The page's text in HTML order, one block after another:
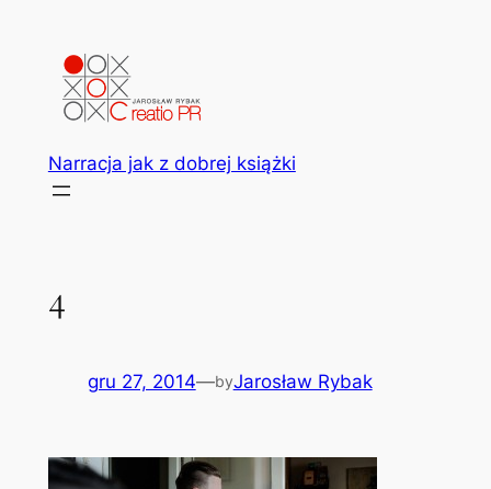
Narracja jak z dobrej książki
4
gru 27, 2014—byJarosław Rybak